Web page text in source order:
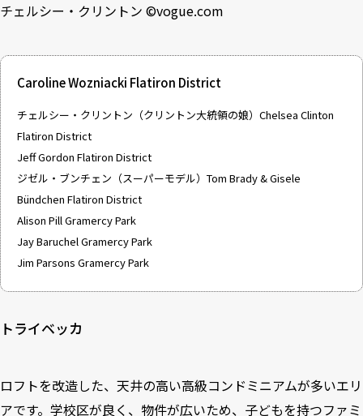
チェルシー・クリントン ©vogue.com
Caroline Wozniacki Flatiron District
チェルシー・クリントン（クリントン大統領の娘）Chelsea Clinton
Flatiron District
Jeff Gordon Flatiron District
ジゼル・ブンチェン（スーパーモデル）Tom Brady & Gisele
Bündchen Flatiron District
Alison Pill Gramercy Park
Jay Baruchel Gramercy Park
Jim Parsons Gramercy Park
トライベッカ
ロフトを改造した、天井の高い高級コンドミニアムが多いエリ
アです。学校区が良く、物件が広いため、子どもを持つファミ